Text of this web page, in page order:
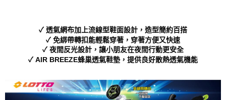
客戶支援中心」https://netprotections.freshdesk.com/support/home
【注意事項】
１．透過由恩沛科技股份有限公司提供之「AFTEE先享後付」服務完成之交
２．關於個人資料處理事宜，請瀏覽以下網址：
https://aftee.tw/terms/#terms3
每筆NT$70，滿NT$999(含以上)免運費
新竹物流宅配
每筆NT$90，滿NT$999(含以上)免運費
海外宅配 查看運費
✓ 透氣網布加上流線型鞋面設計，造型簡約百搭
✓ 免綁帶轉扣能輕鬆穿著，穿著方便又快速
✓ 夜間反光設計，讓小朋友在夜間行動更安全
✓ AIR BREEZE蜂巢透氣鞋墊，提供良好散熱透氣機能